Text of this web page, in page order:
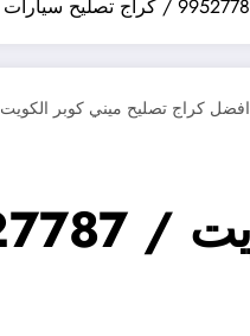
افضل كراج تصليح ميني كوبر الكويت